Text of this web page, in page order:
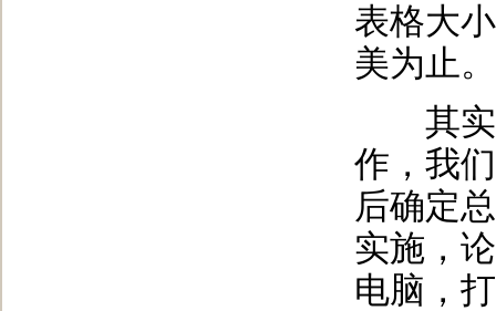
表格大
美为止。
其实
作，我
后确定
实施，
电脑，